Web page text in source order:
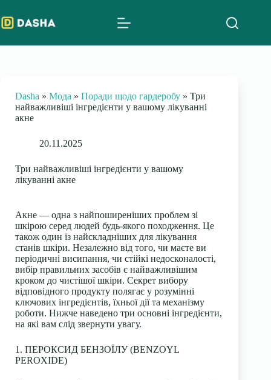
to
content
Dasha » Мода » Поради щодо гардеробу » Три
найважливіші інгредієнти у вашому лікуванні
акне
20.11.2025
Три найважливіші інгредієнти у вашому
лікуванні акне
Акне — одна з найпоширеніших проблем зі
шкірою серед людей будь-якого походження. Це
також один із найскладніших для лікування
станів шкіри. Незалежно від того, чи маєте ви
періодичні висипання, чи стійкі недосконалості,
вибір правильних засобів є найважливішим
кроком до чистішої шкіри. Секрет вибору
відповідного продукту полягає у розумінні
ключових інгредієнтів, їхньої дії та механізму
роботи. Нижче наведено три основні інгредієнти,
на які вам слід звернути увагу.
1. ПЕРОКСИД БЕНЗОЇЛУ (BENZOYL
PEROXIDE)